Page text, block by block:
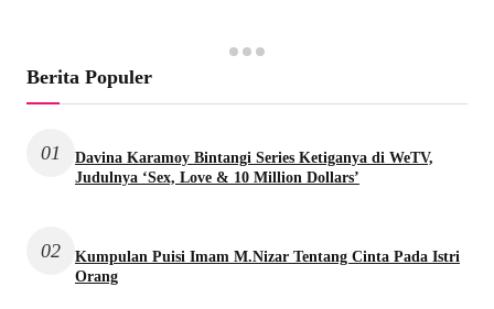
Berita Populer
01
Davina Karamoy Bintangi Series Ketiganya di WeTV,
Judulnya ‘Sex, Love & 10 Million Dollars’
02
Kumpulan Puisi Imam M.Nizar Tentang Cinta Pada Istri
Orang